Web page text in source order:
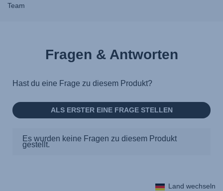
Team
Fragen & Antworten
Land wechseln